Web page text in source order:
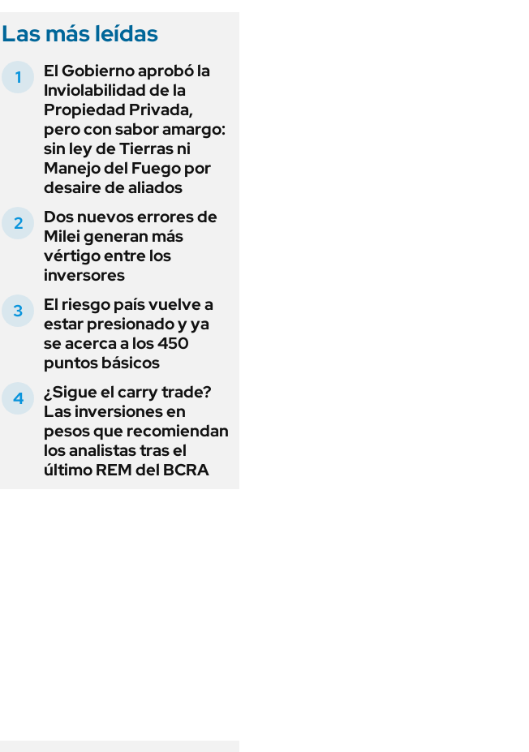
Las más leídas
El Gobierno aprobó la
Inviolabilidad de la
Propiedad Privada,
pero con sabor amargo:
sin ley de Tierras ni
Manejo del Fuego por
desaire de aliados
Dos nuevos errores de
Milei generan más
vértigo entre los
inversores
El riesgo país vuelve a
estar presionado y ya
se acerca a los 450
puntos básicos
¿Sigue el carry trade?
Las inversiones en
pesos que recomiendan
los analistas tras el
último REM del BCRA